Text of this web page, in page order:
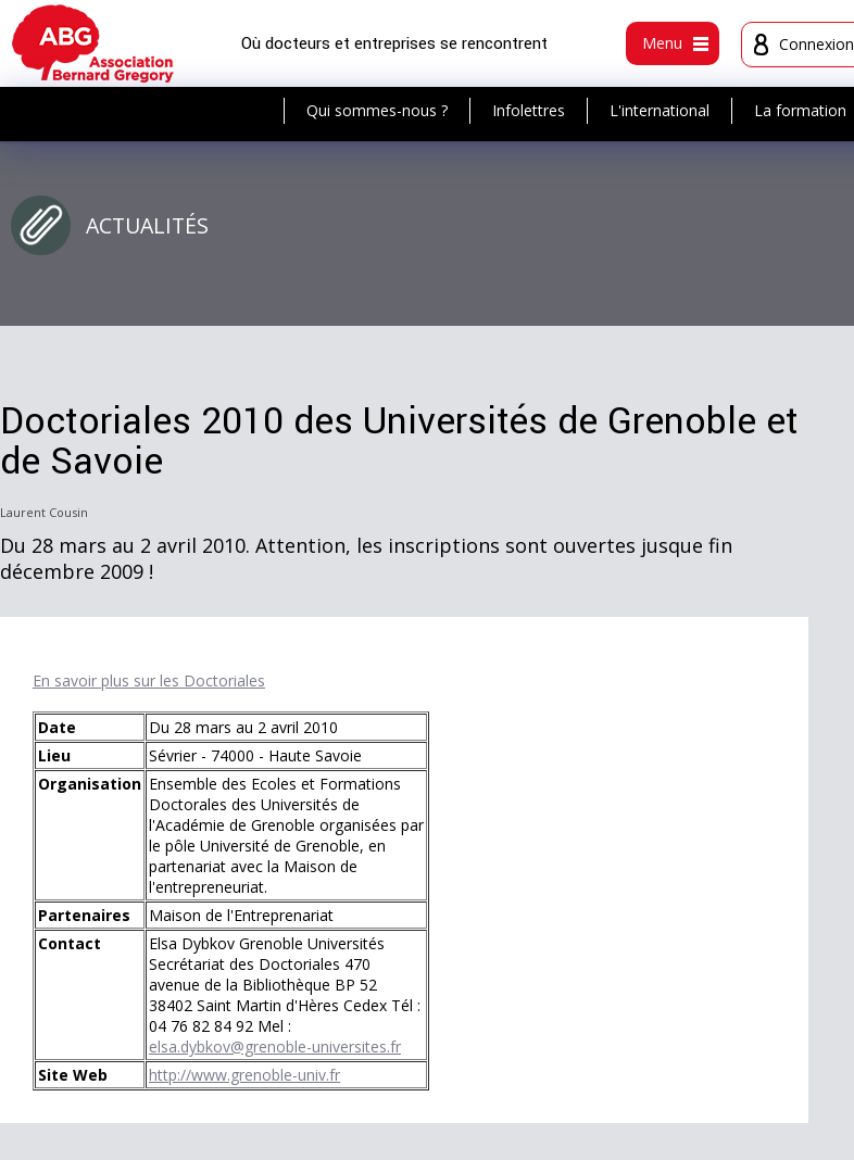
Où docteurs et entreprises se rencontrent Menu Connexion
Qui sommes-nous ? Infolettres L'international La formation
ACTUALITÉS
Doctoriales 2010 des Universités de Grenoble et
de Savoie
Laurent Cousin
Du 28 mars au 2 avril 2010. Attention, les inscriptions sont ouvertes jusque fin
décembre 2009 !
En savoir plus sur les Doctoriales
Date
Du 28 mars au 2 avril 2010
Lieu
Sévrier - 74000 - Haute Savoie
Organisation Ensemble des Ecoles et Formations
Doctorales des Universités de
l'Académie de Grenoble organisées par
le pôle Université de Grenoble, en
partenariat avec la Maison de
l'entrepreneuriat.
Partenaires
Maison de l'Entreprenariat
Contact
Elsa Dybkov Grenoble Universités
Secrétariat des Doctoriales 470
avenue de la Bibliothèque BP 52
38402 Saint Martin d'Hères Cedex Tél :
04 76 82 84 92 Mel :
elsa.dybkov@grenoble-universites.fr
Site Web
http://www.grenoble-univ.fr